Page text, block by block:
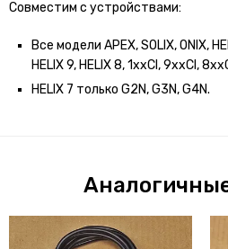
Совместим с устройствами:
Все модели APEX, SOLIX, ONIX,
HELIX 9, HELIX 8, 1xxCI, 9xxCI,
HELIX 7 только G2N, G3N, G4N.